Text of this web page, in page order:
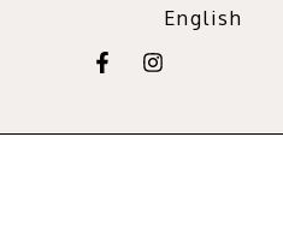
English